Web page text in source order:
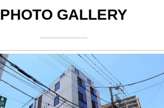
PHOTO GALLERY